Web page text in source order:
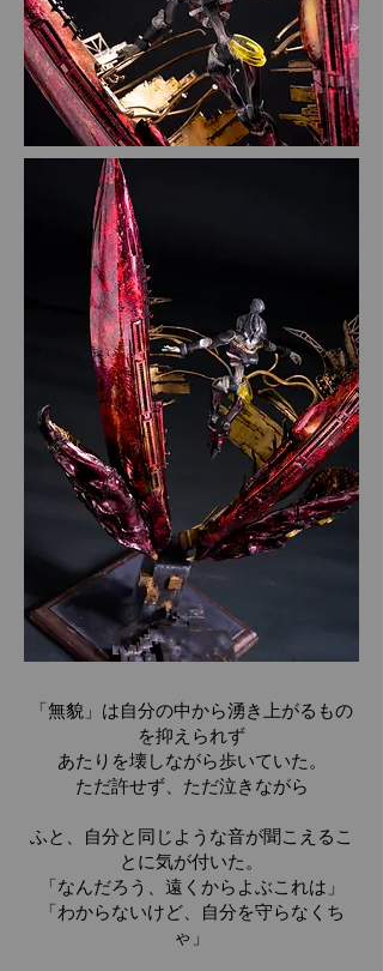
「無貌」は自分の中から湧き上がるもの
を抑えられず
あたりを壊しながら歩いていた。
​ただ許せず、ただ泣きながら
ふと、自分と同じような音が聞こえるこ
とに気が付いた。
「なんだろう、遠くからよぶこれは」
「わからないけど、自分を守らなくち
ゃ」